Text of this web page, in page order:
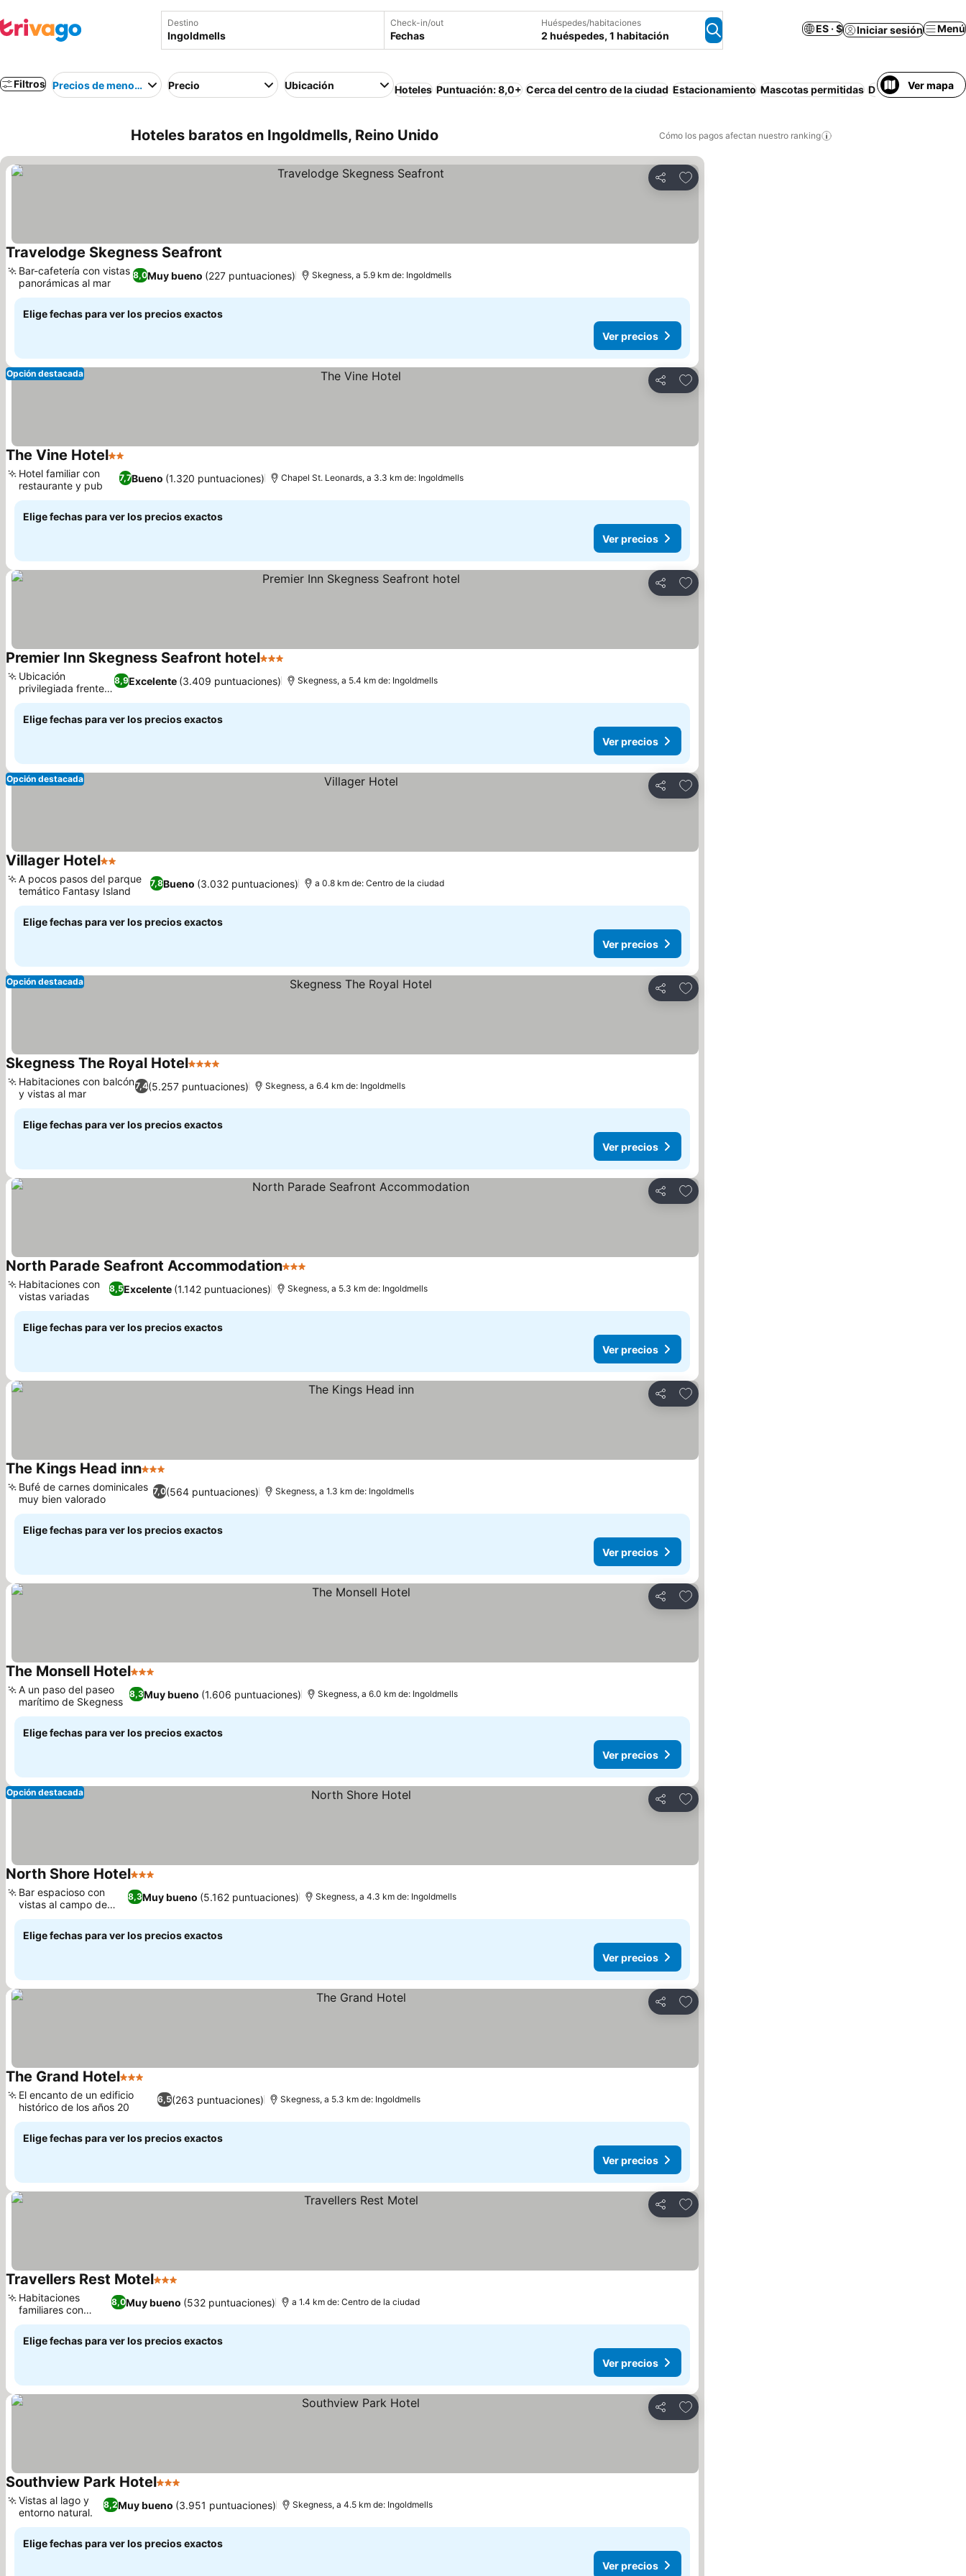
Destino Check-in/out
Fechas
Huéspedes/habitaciones
2 huéspedes, 1 habitación
ES · $ Iniciar sesión Menú
Filtros Precios de menor a mayorPrecio Ubicación Hoteles Puntuación: 8,0+ Cerca del centro de la ciudad Estacionamiento Mascotas permitidas Desayuno gratis
Ver mapa
Hoteles baratos en Ingoldmells, Reino Unido Cómo los pagos afectan nuestro ranking
Compartir
Agregar a favoritos
Travelodge Skegness Seafront
8,0Muy bueno (227 puntuaciones)
Bar-cafetería con vistas
panorámicas al mar
Skegness, a 5.9 km de: Ingoldmells
Elige fechas para ver los precios exactos
Ver precios
Compartir
Agregar a favoritos
Opción destacada
The Vine Hotel2 Estrellas
7,7Bueno (1.320 puntuaciones)
Hotel familiar con
restaurante y pub
Chapel St. Leonards, a 3.3 km de: Ingoldmells
Elige fechas para ver los precios exactos
Ver precios
Compartir
Agregar a favoritos
Premier Inn Skegness Seafront hotel3 Estrellas
8,9Excelente (3.409 puntuaciones)
Ubicación
privilegiada frente
al mar
Skegness, a 5.4 km de: Ingoldmells
Elige fechas para ver los precios exactos
Ver precios
Compartir
Agregar a favoritos
Opción destacada
Villager Hotel2 Estrellas
7,8Bueno (3.032 puntuaciones)
A pocos pasos del parque
temático Fantasy Island
a 0.8 km de: Centro de la ciudad
Elige fechas para ver los precios exactos
Ver precios
Compartir
Agregar a favoritos
Opción destacada
Skegness The Royal Hotel4 Estrellas
7,4(5.257 puntuaciones)
Habitaciones con balcón
y vistas al mar
Skegness, a 6.4 km de: Ingoldmells
Elige fechas para ver los precios exactos
Ver precios
Compartir
Agregar a favoritos
North Parade Seafront Accommodation3 Estrellas
8,5Excelente (1.142 puntuaciones)
Habitaciones con
vistas variadas
Skegness, a 5.3 km de: Ingoldmells
Elige fechas para ver los precios exactos
Ver precios
Compartir
Agregar a favoritos
The Kings Head inn3 Estrellas
7,0(564 puntuaciones)
Bufé de carnes dominicales
muy bien valorado
Skegness, a 1.3 km de: Ingoldmells
Elige fechas para ver los precios exactos
Ver precios
Compartir
Agregar a favoritos
The Monsell Hotel3 Estrellas
8,3Muy bueno (1.606 puntuaciones)
A un paso del paseo
marítimo de Skegness
Skegness, a 6.0 km de: Ingoldmells
Elige fechas para ver los precios exactos
Ver precios
Compartir
Agregar a favoritos
Opción destacada
North Shore Hotel3 Estrellas
8,3Muy bueno (5.162 puntuaciones)
Bar espacioso con
vistas al campo de
golf
Skegness, a 4.3 km de: Ingoldmells
Elige fechas para ver los precios exactos
Ver precios
Compartir
Agregar a favoritos
The Grand Hotel3 Estrellas
6,5(263 puntuaciones)
El encanto de un edificio
histórico de los años 20
Skegness, a 5.3 km de: Ingoldmells
Elige fechas para ver los precios exactos
Ver precios
Compartir
Agregar a favoritos
Travellers Rest Motel3 Estrellas
8,0Muy bueno (532 puntuaciones)
Habitaciones
familiares con
literas
a 1.4 km de: Centro de la ciudad
Elige fechas para ver los precios exactos
Ver precios
Compartir
Agregar a favoritos
Southview Park Hotel3 Estrellas
8,2Muy bueno (3.951 puntuaciones)
Vistas al lago y
entorno natural.
Skegness, a 4.5 km de: Ingoldmells
Elige fechas para ver los precios exactos
Ver precios